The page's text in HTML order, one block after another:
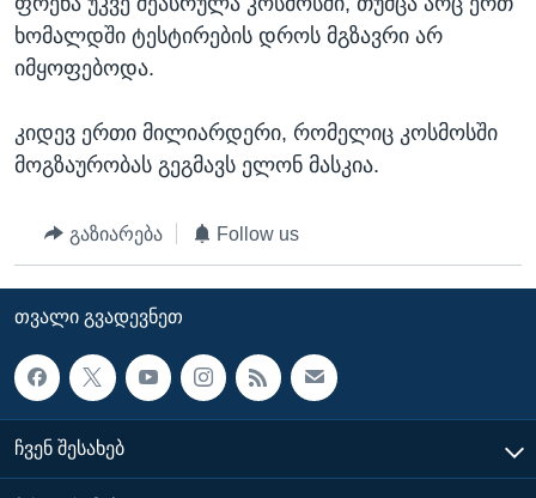
ხომალდში ტესტირების დროს მგზავრი არ
იმყოფებოდა.
კიდევ ერთი მილიარდერი, რომელიც კოსმოსში
მოგზაურობას გეგმავს ელონ მასკია.
გაზიარება Follow us
ᲗᲕᲐᲚᲘ ᲒᲕᲐᲓᲔᲕᲜᲔᲗ
ᲩᲕᲔᲜ ᲨᲔᲡᲐᲮᲔᲑ